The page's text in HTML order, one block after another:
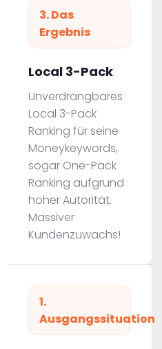
3. Das
Ergebnis
Local 3-Pack
Unverdrängbares
Local 3-Pack
Ranking für seine
Moneykeywords,
sogar One-Pack
Ranking aufgrund
hoher Autorität.
Massiver
Kundenzuwachs!
1.
Ausgangssituation